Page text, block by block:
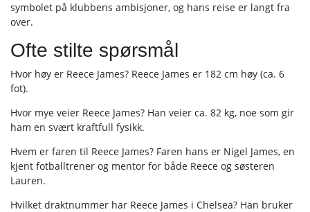
symbolet på klubbens ambisjoner, og hans reise er langt fra
over.
Ofte stilte spørsmål
Hvor høy er Reece James? Reece James er 182 cm høy (ca. 6
fot).
Hvor mye veier Reece James? Han veier ca. 82 kg, noe som gir
ham en svært kraftfull fysikk.
Hvem er faren til Reece James? Faren hans er Nigel James, en
kjent fotballtrener og mentor for både Reece og søsteren
Lauren.
Hvilket draktnummer har Reece James i Chelsea? Han bruker